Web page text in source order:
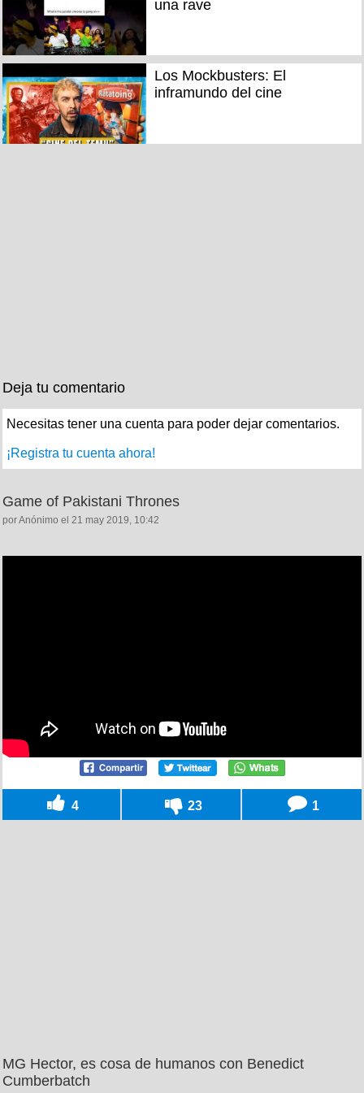
una rave
Los Mockbusters: El
inframundo del cine
Deja tu comentario
Necesitas tener una cuenta para poder dejar comentarios.
¡Registra tu cuenta ahora!
Game of Pakistani Thrones
por Anónimo el 21 may 2019, 10:42
4 23 1
MG Hector, es cosa de humanos con Benedict
Cumberbatch